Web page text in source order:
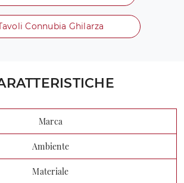
Connubia Ghilarza
Marca
Ambiente
Materiale